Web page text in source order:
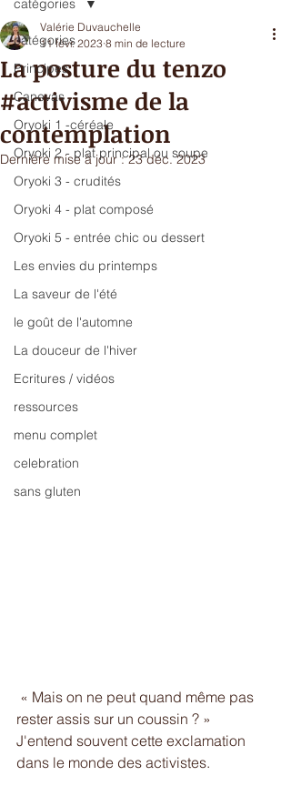
catégories
Principes
Canevas
Oryoki 1 -céréale
Oryoki 2 - plat principal ou soupe
Oryoki 3 - crudités
Oryoki 4 - plat composé
Oryoki 5 - entrée chic ou dessert
Les envies du printemps
La saveur de l'été
le goût de l'automne
La douceur de l'hiver
Ecritures / vidéos
ressources
menu complet
celebration
sans gluten
catégories
La posture du tenzo
#activisme de la
contemplation
Valérie Duvauchelle
11 févr. 2023 8 min de lecture
Dernière mise à jour :23 déc. 2023
rester assis sur un coussin ? »
J'entend souvent cette exclamation
dans le monde des activistes.